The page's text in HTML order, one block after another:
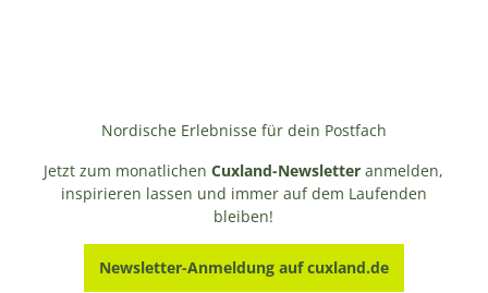
Nordische Erlebnisse für dein Postfach
Jetzt zum monatlichenCuxland-Newsletter anmelden,
inspirieren lassen und immer auf dem Laufenden
bleiben!
Newsletter-Anmeldung auf cuxland.de